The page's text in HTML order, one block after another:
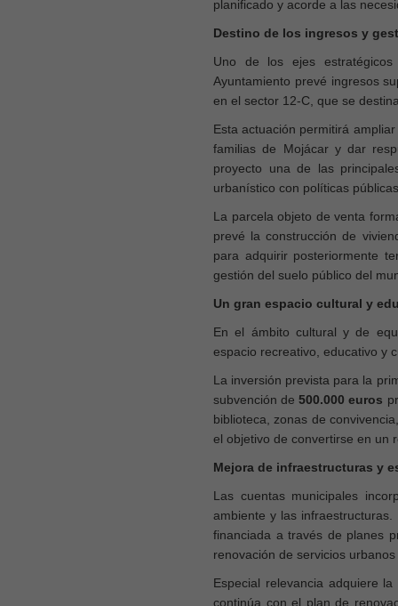
planificado y acorde a las
Destino de los ingresos y
Uno de los ejes
Ayuntamiento prevé ingresos
en el sector 12-C, que se
Esta actuación permitirá
familias de Mojácar y dar
proyecto una de las
urbanístico con políticas
La parcela objeto de venta
prevé la construcción de
para adquirir posteriormente
gestión del suelo público del
Un gran espacio cultural y
En el ámbito cultural y de
espacio recreativo, educativo y
La inversión prevista para la
subvención de500.000 euros
biblioteca, zonas de
el objetivo de convertirse en un
Mejora de infraestructuras y
Las cuentas municipales
ambiente y las
financiada a través de planes
renovación de servicios
Especial relevancia adquiere la
continúa con el plan de